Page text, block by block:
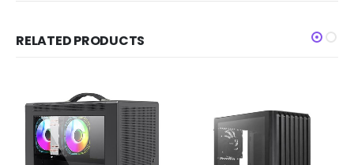
RELATED PRODUCTS